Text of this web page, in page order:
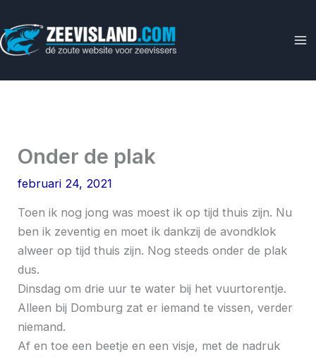
naar
de
Onder de plak
februari 24, 2021
Toen ik nog jong was moest ik op tijd thuis zijn. Nu
ben ik zeventig en moet ik dankzij de avondklok
alweer op tijd thuis zijn. Nog steeds onder de plak
dus.
Dinsdag om drie uur te water bij het vuurtorentje.
Alleen bij Domburg zat er iemand te vissen, verder
niemand.
Af en toe een beetje en een visje, met de nadruk